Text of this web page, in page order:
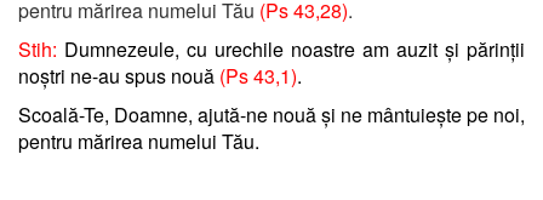
pentru mărirea numelui Tău (Ps 43,28).
Stih: Dumnezeule, cu urechile noastre am auzit și părinții
noștri ne-au spus nouă (Ps 43,1).
Scoală-Te, Doamne, ajută-ne nouă și ne mântuiește pe noi,
pentru mărirea numelui Tău.